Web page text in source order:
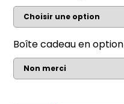
Boîte cadeau en option